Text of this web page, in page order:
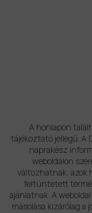
A honlapon
tájékoztató jellegű. A
naprakész
weboldalon
változhatnak, azok
feltüntetett
ajánlatnak. A
másolása kizárólag a